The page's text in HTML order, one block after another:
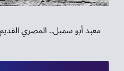
معبد أبو سمبل.. المصري